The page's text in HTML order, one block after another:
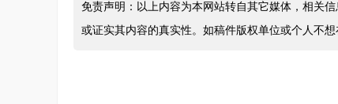
免责声明：以上内容为本网站转自其它媒体，相关
或证实其内容的真实性。如稿件版权单位或个人不